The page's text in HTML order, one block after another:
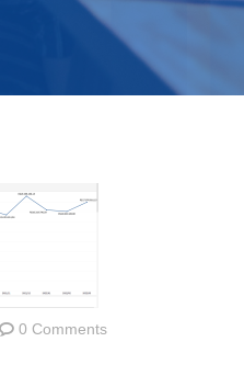
0 Comments